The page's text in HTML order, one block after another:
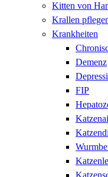
Kitten von
Krallen
Krankheiten
Demenz
FIP